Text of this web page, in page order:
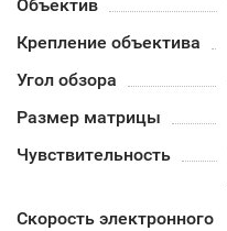
Объектив
Крепление объектива
Угол обзора
Размер матрицы
Чувствительность
Скорость электронного